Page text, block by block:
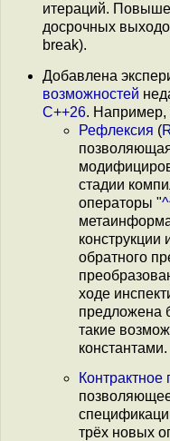
итераций.
досрочных
break).
Добавлена
возможностей
C++26. Например,
Рефлексия (
стадии
операторы "
конструкции
обратного
ходе
предложена
такие
константами.
трёх новых